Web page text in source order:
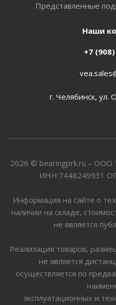
Представленные
Наши
+7
г. Челябинск, ул.
2026 © bearingprk.ru – ООО
ИНН:7448249931
Информация на сайте о
наличии на складе,
не является
Реализация товаров,
не является
осуществляется по
эксплуатационных и